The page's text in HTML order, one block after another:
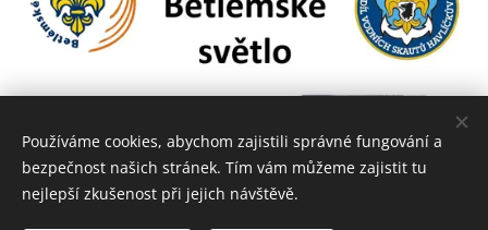
Používáme cookies, abychom zajistili správné fungování a
bezpečnost našich stránek. Tím vám můžeme zajistit tu
nejlepší zkušenost při jejich návštěvě.